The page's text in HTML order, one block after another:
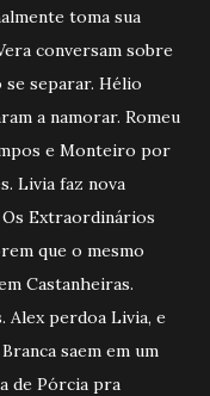
toma sua
conversam sobre
se separar. Hélio
a namorar. Romeu
e Monteiro por
Livia faz nova
Extraordinários
que o mesmo
Castanheiras.
Alex perdoa Livia, e
saem em um
de Pórcia pra